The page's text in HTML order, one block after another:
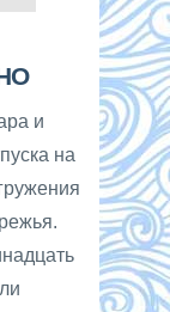
и
на